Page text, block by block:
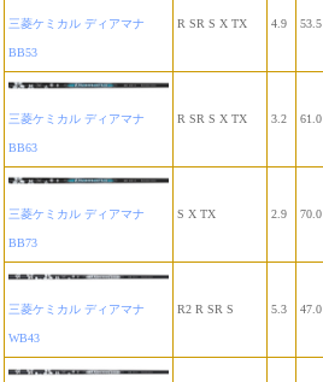
三菱ケミカル ディアマナ
BB53
R SR S X TX 4.9 53.5
三菱ケミカル ディアマナ
BB63
R SR S X TX 3.2 61.0
三菱ケミカル ディアマナ
BB73
S X TX 2.9 70.0
三菱ケミカル ディアマナ
WB43
R2 R SR S 5.3 47.0